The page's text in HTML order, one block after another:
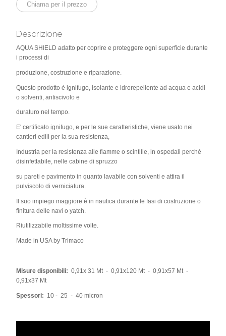
Chiama per il prezzo
Descrizione
AQUA SHIELD adatto per coprire e proteggere ogni superficie durante
i processi di
produzione, costruzione e riparazione.
Questo prodotto è ignifugo, isolante e idrorepellente ad acqua e acidi
o solventi, antiscivolo e
duraturo nel tempo.
E' certificato ignifugo, e per le sue caratteristiche, viene usato nei
cantieri edili per la sua resistenza,
Industria per la resistenza alle fiamme o scintille, in ospedali perchè
disinfettabile, nelle cabine di spruzzo
su pareti e pavimento in quanto lavabile con solventi e attira il
pulviscolo di verniciatura.
Il suo impiego maggiore è in nautica durante le fasi di costruzione o
finitura delle navi o yatch.
Riutilizzabile moltissime volte.
Made in USA by Trimaco
Misure disponibili: 0,91x 31 Mt - 0,91x120 Mt - 0,91x57 Mt -
0,91x37 Mt
Spessori: 10 - 25 - 40 micron